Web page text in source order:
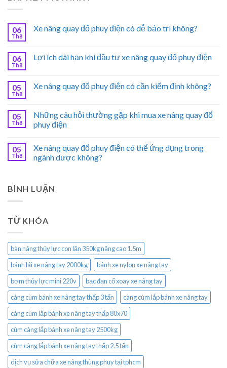
06
Th8
Xe nâng quay đổ phuy điện có dễ bảo trì không?
06
Th8
Lợi ích dài hạn khi đầu tư xe nâng quay đổ phuy điện
05
Th8
Xe nâng quay đổ phuy điện có cần kiểm định không?
05
Th8
Những câu hỏi thường gặp khi mua xe nâng quay đổ
phuy điện
05
Th8
Xe nâng quay đổ phuy điện có thể ứng dụng trong
ngành dược không?
BÌNH LUẬN
TỪ KHÓA
bàn nâng thủy lực con lăn 350kg nâng cao 1.5m
bánh lái xe nâng tay 2000kg
bánh xe nylon xe nâng tay
bơm thủy lực mini 220v
bạc đạn cổ xoay xe nâng tay
càng cùm bánh xe nâng tay thấp 3 tấn
càng cùm lắp bánh xe nâng tay
càng cùm lắp bánh xe nâng tay thấp 80x70
cùm càng lắp bánh xe nâng tay 2500kg
cùm càng lắp bánh xe nâng tay thấp 2.5 tấn
dịch vụ sửa chữa xe nâng thùng phuy tại tphcm